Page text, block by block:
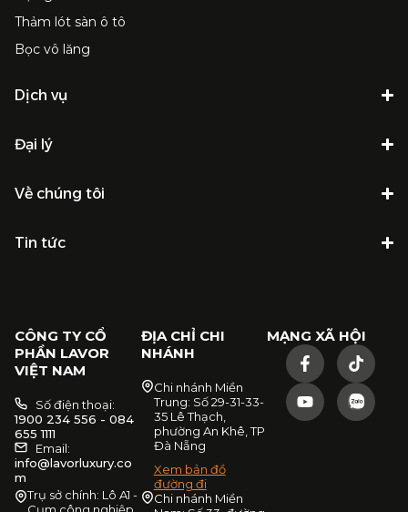
Thảm lót sàn ô tô
Bọc vô lăng
Dịch vụ
Đại lý
Về chúng tôi
Tin tức
CÔNG TY CỔ
PHẦN LAVOR
VIỆT NAM
Số điện thoại:
1900 234 556 - 084
655 1111
Email:
info@lavorluxury.co
m
Trụ sở chính: Lô A1 -
Cụm công nghiệp
ĐỊA CHỈ CHI
NHÁNH
Chi nhánh Miền
Trung: Số 29-31-33-
35 Lê Thạch,
phường An Khê, TP
Đà Nẵng
Xem bản đồ
đường đi
Chi nhánh Miền
MẠNG XÃ HỘI